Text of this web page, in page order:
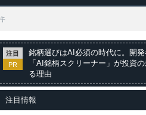
注目
PR
銘柄選びはAI必須の時代に。開発
「AI銘柄スクリーナー」が投資の
る理由
注目情報